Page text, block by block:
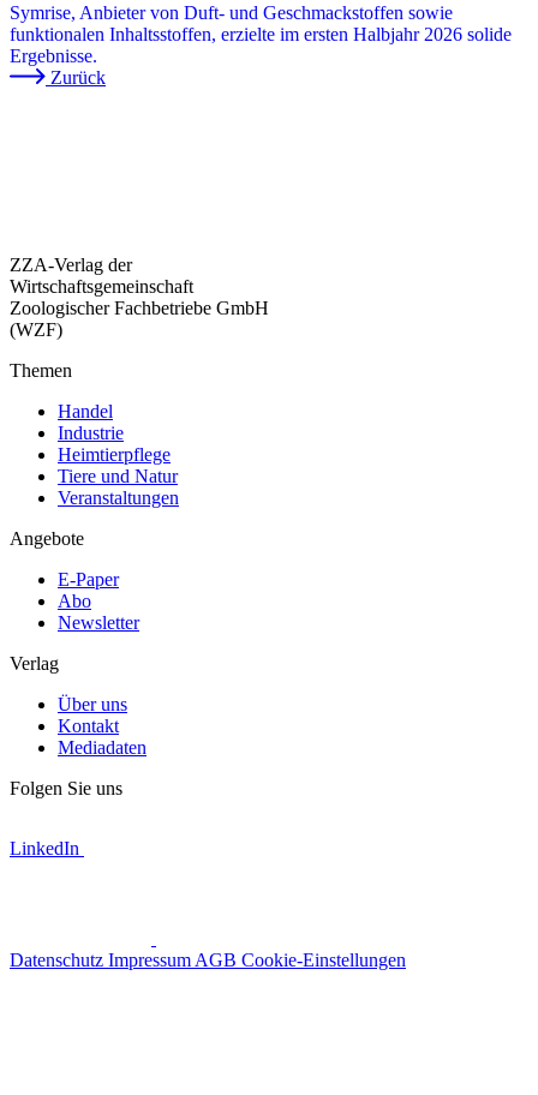
Symrise, Anbieter von Duft- und Geschmackstoffen sowie
funktionalen Inhaltsstoffen, erzielte im ersten Halbjahr 2026 solide
Ergebnisse.
Zurück
ZZA-Verlag der
Wirtschaftsgemeinschaft
Zoologischer Fachbetriebe GmbH
(WZF)
Themen
Handel
Industrie
Heimtierpflege
Tiere und Natur
Veranstaltungen
Angebote
E-Paper
Abo
Newsletter
Verlag
Über uns
Kontakt
Mediadaten
Folgen Sie uns
LinkedIn
Datenschutz Impressum AGB Cookie-Einstellungen